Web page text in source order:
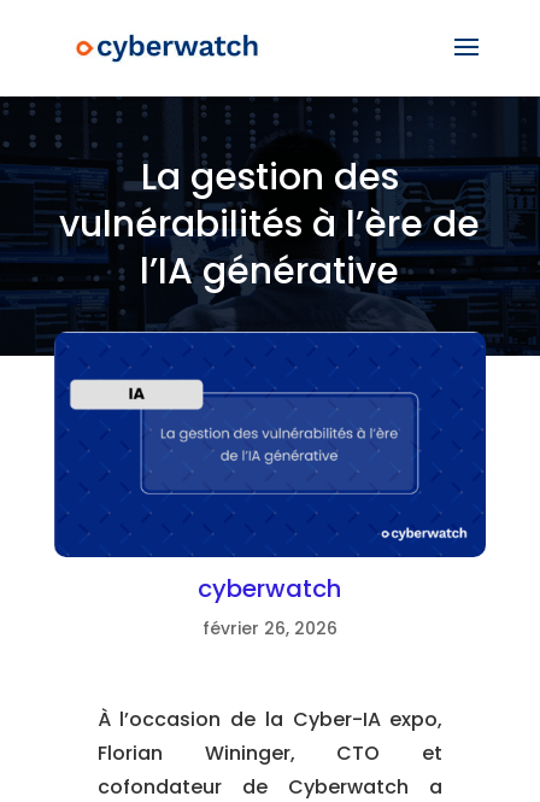
La gestion des
vulnérabilités à l’ère de
l’IA générative
cyberwatch
février 26, 2026
À l’occasion de la Cyber-IA expo,
Florian Wininger, CTO et
cofondateur de Cyberwatch a